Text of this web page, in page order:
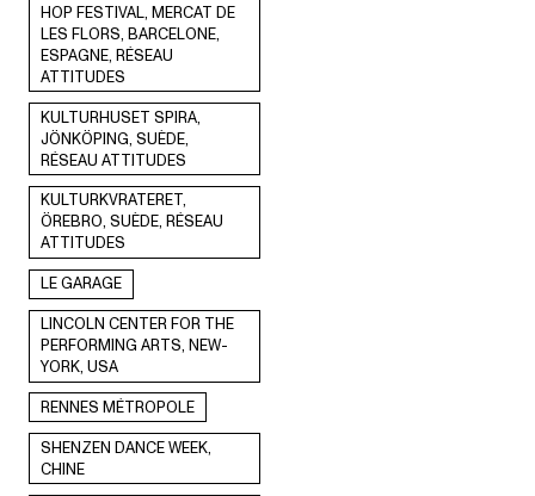
HOP FESTIVAL, MERCAT DE
LES FLORS, BARCELONE,
ESPAGNE, RÉSEAU
ATTITUDES
KULTURHUSET SPIRA,
JÖNKÖPING, SUÈDE,
RÉSEAU ATTITUDES
KULTURKVRATERET,
ÖREBRO, SUÈDE, RÉSEAU
ATTITUDES
LE GARAGE
LINCOLN CENTER FOR THE
PERFORMING ARTS, NEW-
YORK, USA
RENNES MÉTROPOLE
SHENZEN DANCE WEEK,
CHINE